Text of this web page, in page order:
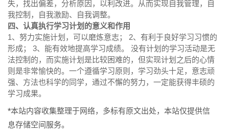
失，找出偏差，分析原因，以利改进。从而实现自我管理，自
我控制，自我激励、自我调整。
四、认真执行学习计划的意义和作用
1、努力实施计划，可以磨炼意志； 2、有利于良好学习习惯的
形成； 3、能有效地提高学习成绩。 没有计划的学习活动是无
法控制的，而实施计划是比较困难的，但实现计划之后的心情
则是非常愉快的。一个遵循学习原则，学习劲头十足，意志顽
强、方法也科学的同学，通过不懈的努力，一定能获得丰硕的
学习成果。
*本站内容收集整理于网络，多标有原文出处，本站仅提供信
息存储空间服务。